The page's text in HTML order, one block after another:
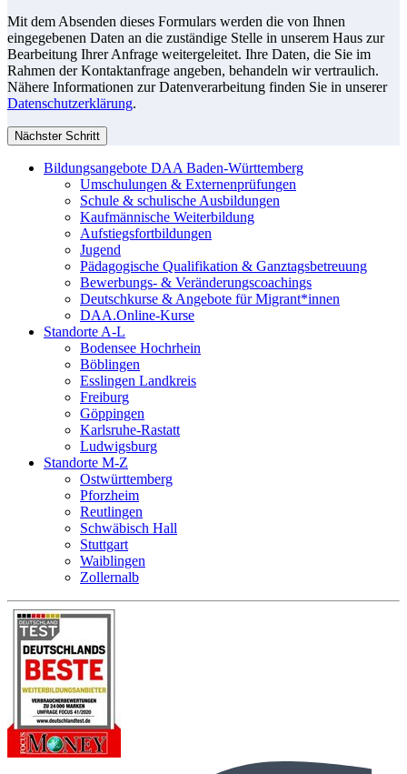
Mit dem Absenden dieses Formulars werden die von Ihnen
eingegebenen Daten an die zuständige Stelle in unserem Haus zur
Bearbeitung Ihrer Anfrage weitergeleitet. Ihre Daten, die Sie im
Rahmen der Kontaktanfrage angeben, behandeln wir vertraulich.
Nähere Informationen zur Datenverarbeitung finden Sie in unserer
Datenschutzerklärung.
Nächster Schritt
Bildungsangebote DAA Baden-Württemberg
Umschulungen & Externenprüfungen
Schule & schulische Ausbildungen
Kaufmännische Weiterbildung
Aufstiegsfortbildungen
Jugend
Pädagogische Qualifikation & Ganztagsbetreuung
Bewerbungs- & Veränderungscoachings
Deutschkurse & Angebote für Migrant*innen
DAA.Online-Kurse
Standorte A-L
Bodensee Hochrhein
Böblingen
Esslingen Landkreis
Freiburg
Göppingen
Karlsruhe-Rastatt
Ludwigsburg
Standorte M-Z
Ostwürttemberg
Pforzheim
Reutlingen
Schwäbisch Hall
Stuttgart
Waiblingen
Zollernalb